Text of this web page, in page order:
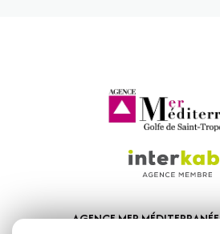
AGENCE MER MÉDITERRANÉE